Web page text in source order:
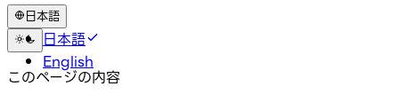
日本語
日本語
English
このページの内容